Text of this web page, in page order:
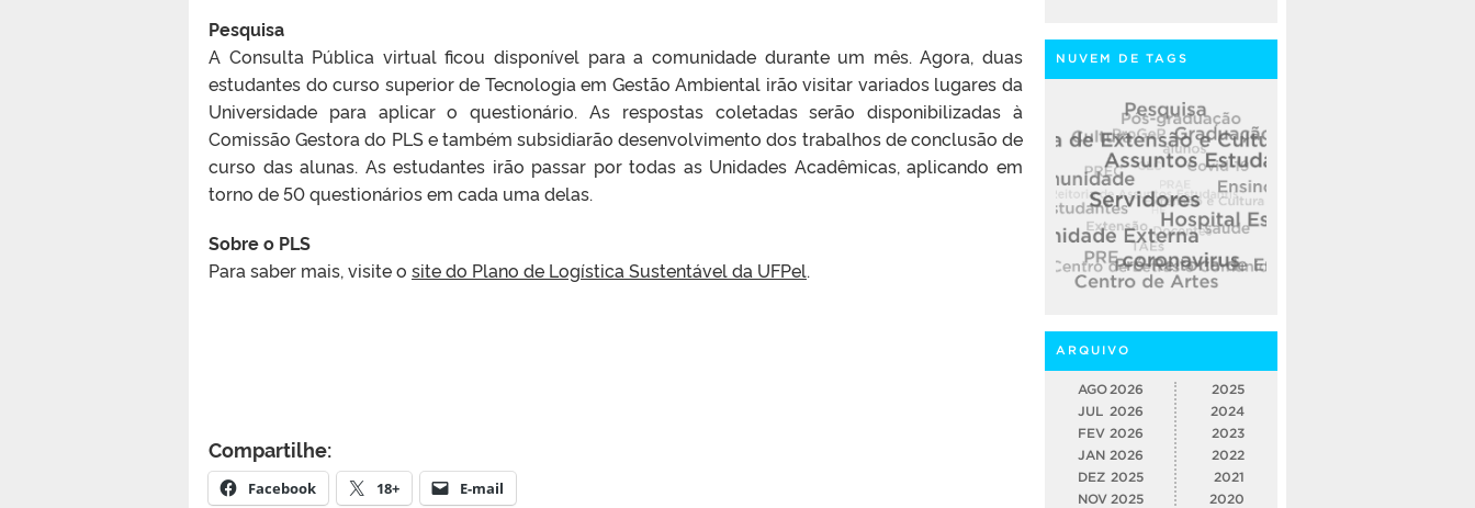
Pesquisa
A Consulta Pública virtual ficou disponível para a comunidade durante um mês. Agora, duas
estudantes do curso superior de Tecnologia em Gestão Ambiental irão visitar variados lugares da
Universidade para aplicar o questionário. As respostas coletadas serão disponibilizadas à
Comissão Gestora do PLS e também subsidiarão desenvolvimento dos trabalhos de conclusão de
curso das alunas. As estudantes irão passar por todas as Unidades Acadêmicas, aplicando em
torno de 50 questionários em cada uma delas.
Sobre o PLS
Para saber mais, visite o site do Plano de Logística Sustentável da UFPel.
Compartilhe:
Facebook 18+ E-mail
NUVEM DE TAGS
ARQUIVO
AGO 2026
JUL 2026
FEV 2026
JAN 2026
DEZ 2025
NOV 2025
2025
2024
2023
2022
2021
2020